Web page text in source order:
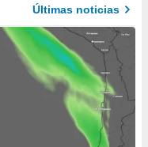
Últimas noticias